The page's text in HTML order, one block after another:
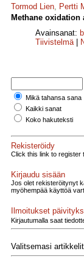
Tormod Lien, Pertti
Methane
Avainsanat:
Tiivistelmä|
Mikä tahansa sana
Kaikki sanat
Koko hakuteksti
Rekisteröidy
Click this link to register
Kirjaudu sisään
Jos olet rekisteröitynyt
myöhempää käyttöä
Ilmoitukset
Kirjautumalla saat
Valitsemasi artikkelit